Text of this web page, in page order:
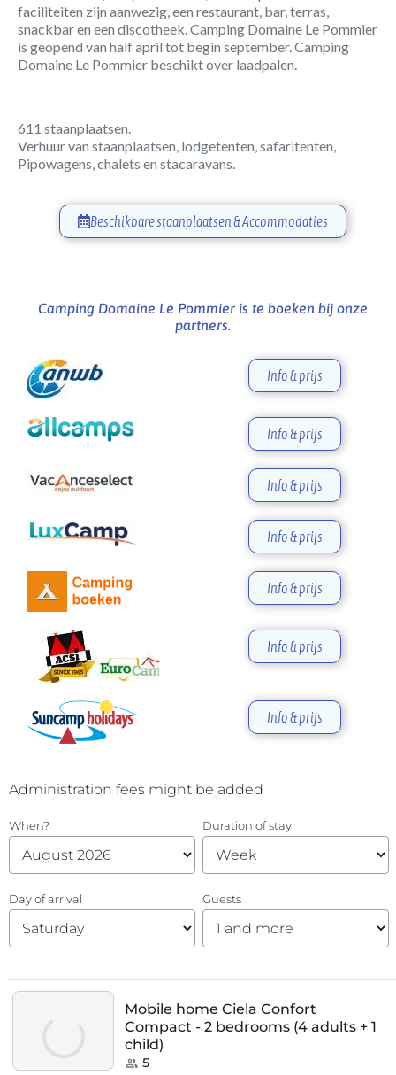
faciliteiten zijn aanwezig, een restaurant, bar, terras,
snackbar en een discotheek. Camping Domaine Le Pommier
is geopend van half april tot begin september. Camping
Domaine Le Pommier beschikt over laadpalen.
611 staanplaatsen.
Verhuur van staanplaatsen, lodgetenten, safaritenten,
Pipowagens, chalets en stacaravans.
Beschikbare staanplaatsen & Accommodaties
Camping Domaine Le Pommier is te boeken bij onze
partners.
Info & prijs
Info & prijs
Info & prijs
Info & prijs
Info & prijs
Info & prijs
Info & prijs